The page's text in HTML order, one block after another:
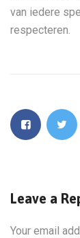
van iedere
respecteren.
Leave a
Your email